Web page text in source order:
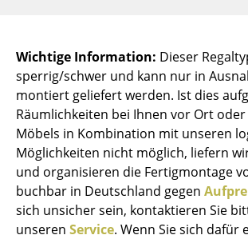
Wandregale
Sideboards & Kommoden
TV Möbel
Beistell- & Rollcontainer
Barmöbel
Garderoben
Wichtige Information: Dieser
sperrig/schwer und kann nur in
montiert geliefert werden. Ist dies
Räumlichkeiten bei Ihnen vor Ort
Möbels in Kombination mit unseren
Möglichkeiten nicht möglich, liefern
und organisieren die Fertigmontage
buchbar in Deutschland gegen
sich unsicher sein, kontaktieren Sie
unseren Service. Wenn Sie sich dafür